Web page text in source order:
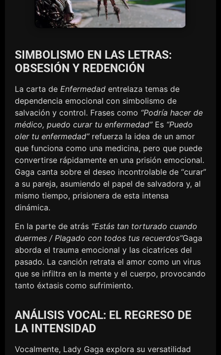
SIMBOLISMO EN LAS LETRAS:
OBSESIÓN Y REDENCIÓN
La carta de Enfermedad entrelaza temas de
dependencia emocional con simbolismo de
salvación y control. Frases como “Podría hacer de
médico, puedo curar tu enfermedad”Es “Puedo
oler tu enfermedad”refuerza la idea de un amor
que funciona como una medicina, pero que puede
convertirse rápidamente en una prisión emocional.
Gaga canta sobre el deseo incontrolable de “curar”
a su pareja, asumiendo el papel de salvadora y, al
mismo tiempo, prisionera de esta intensa
dinámica.
En la parte de atrás “Estás tan torturado cuando
duermes / Plagado con todos tus recuerdos”Gaga
aborda el trauma emocional y las cicatrices del
pasado. La canción retrata el amor como un virus
que se infiltra en la mente y el cuerpo, provocando
tanto éxtasis como sufrimiento.
ANÁLISIS VOCAL: EL REGRESO DE
LA INTENSIDAD
Vocalmente, Lady Gaga explora su versatilidad